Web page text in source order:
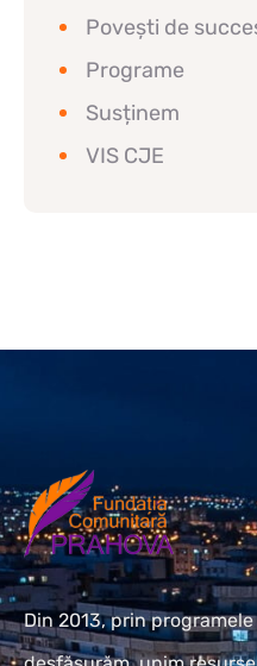
Povești de
Programe
Susținem
VIS CJE
Din 2013, prin